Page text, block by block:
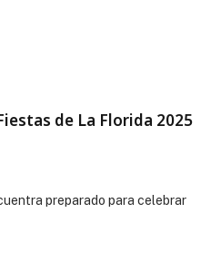
de La Florida 2025
preparado para celebrar